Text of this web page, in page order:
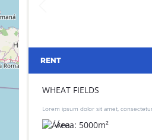
RENT
WHEAT FIELDS
Lorem ipsum dolor sit amet,
do eiusmod tempor incididunt ut labore
aliqua.Área: 5000m²